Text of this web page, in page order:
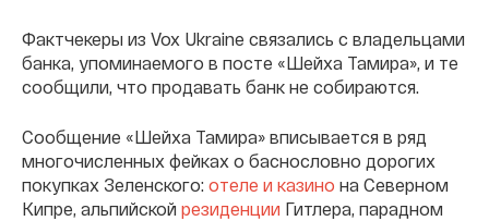
Фактчекеры из Vox Ukraine связались с владельцами
банка, упоминаемого в посте «Шейха Тамира», и те
сообщили, что продавать банк не собираются.
Сообщение «Шейха Тамира» вписывается в ряд
многочисленных фейках о баснословно дорогих
покупках Зеленского: отеле и казино на Северном
Кипре, альпийской резиденции Гитлера, парадном